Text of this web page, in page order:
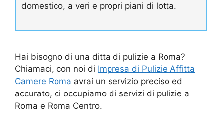
domestico, a veri e propri piani di lotta.
Hai bisogno di una ditta di pulizie a Roma?
Chiamaci, con noi di Impresa di Pulizie Affitta
Camere Roma avrai un servizio preciso ed
accurato, ci occupiamo di servizi di pulizie a
Roma e Roma Centro.